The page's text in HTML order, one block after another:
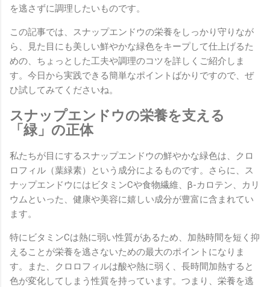
を逃さずに調理したいものです。
この記事では、スナップエンドウの栄養をしっかり守りなが
ら、見た目にも美しい鮮やかな緑色をキープして仕上げるた
めの、ちょっとした工夫や調理のコツを詳しくご紹介しま
す。今日から実践できる簡単なポイントばかりですので、ぜ
ひ試してみてくださいね。
スナップエンドウの栄養を支える
「緑」の正体
私たちが目にするスナップエンドウの鮮やかな緑色は、クロ
ロフィル（葉緑素）という成分によるものです。さらに、ス
ナップエンドウにはビタミンCや食物繊維、β-カロテン、カリ
ウムといった、健康や美容に嬉しい成分が豊富に含まれてい
ます。
特にビタミンCは熱に弱い性質があるため、加熱時間を短く抑
えることが栄養を逃さないための最大のポイントになりま
す。また、クロロフィルは酸や熱に弱く、長時間加熱すると
色が変化してしまう性質を持っています。つまり、栄養を逃